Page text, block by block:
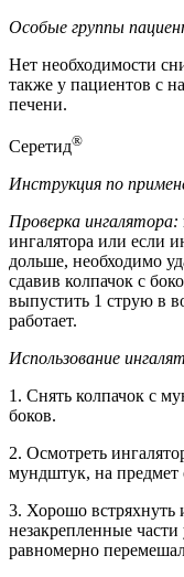
Особые группы
Нет необходимости
также у пациентов с
печени.
Серетид®
Инструкция по
Проверка ингалятора:
ингалятора или если
дольше, необходимо
сдавив колпачок с
выпустить 1 струю в
работает.
Использование
1. Снять колпачок с
боков.
2. Осмотреть
мундштук, на предмет
3. Хорошо встряхнуть
незакрепленные
равномерно